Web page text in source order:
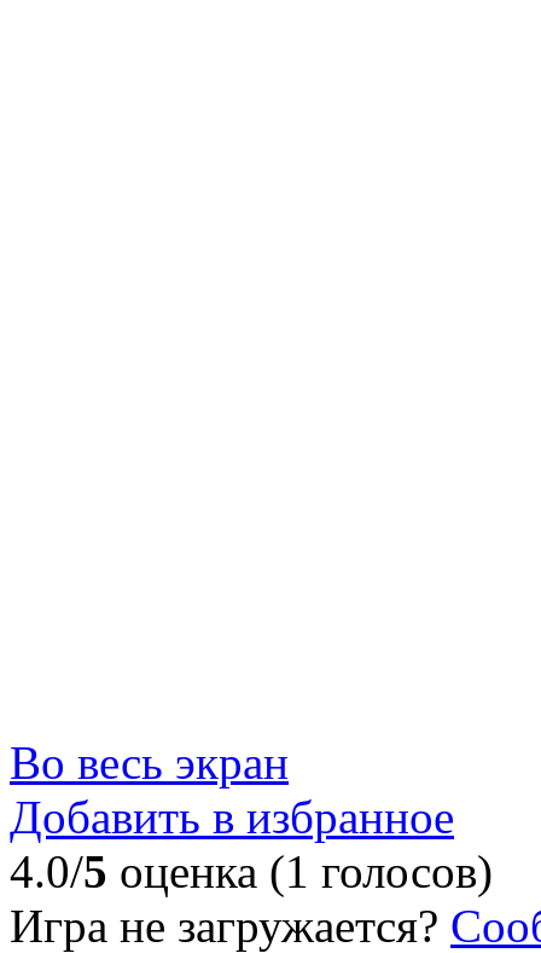
Во весь экран
Добавить в избранное
4.0/5 оценка (1 голосов)
Игра не загружается?